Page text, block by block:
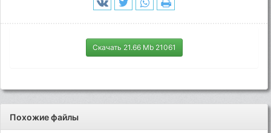
Скачать 21.66 Mb 21061
Похожие файлы